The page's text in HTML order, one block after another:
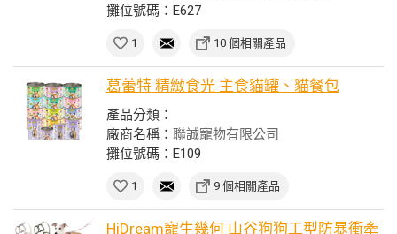
攤位號碼：E627
1 10 個相關產品
葛蕾特 精緻食光 主食貓罐、貓餐包
產品分類：
廠商名稱： 聯誠寵物有限公司
攤位號碼：E109
1 9 個相關產品
HiDream寵生幾何 山谷狗狗工型防暴衝牽